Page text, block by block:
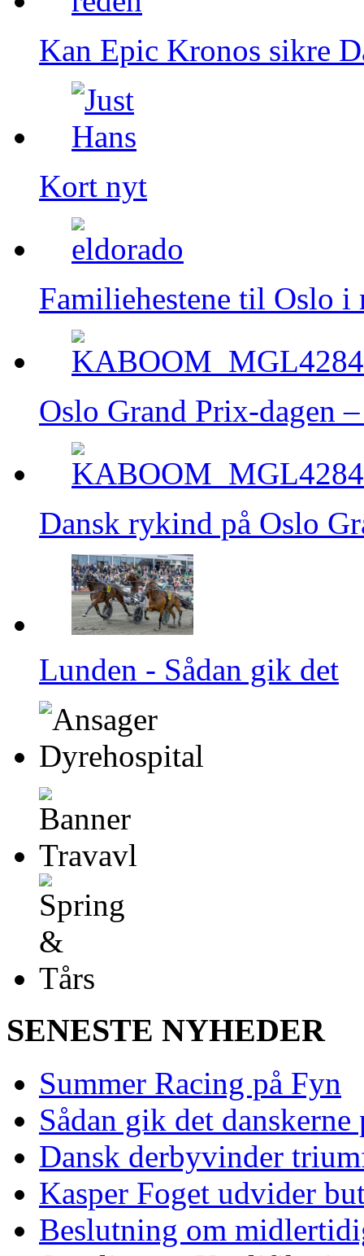
Kan Epic Kronos sikre
Kort nyt
Familiehestene til Oslo i
Oslo Grand Prix‑dagen
Dansk rykind på Oslo
Lunden - Sådan gik det
SENESTE NYHEDER
Summer Racing på Fyn
Sådan gik det
Dansk derbyvinder
Kasper Foget udvider
Beslutning om